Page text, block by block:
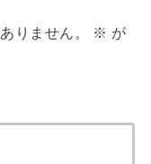
りません。 ※ が